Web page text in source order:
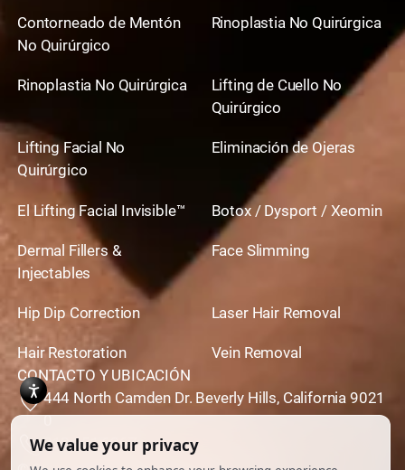
Contorneado de Mentón
No Quirúrgico
Rinoplastia No Quirúrgica
Rinoplastia No Quirúrgica
Lifting de Cuello No
Quirúrgico
Lifting Facial No
Quirúrgico
Eliminación de Ojeras
El Lifting Facial Invisible™ Botox / Dysport / Xeomin
Dermal Fillers &
Injectables
Face Slimming
Hip Dip Correction Laser Hair Removal
Hair Restoration
Vein Removal
CONTACTO Y UBICACIÓN
444 North Camden Dr. Beverly Hills, California 9021
0
310,651,6267